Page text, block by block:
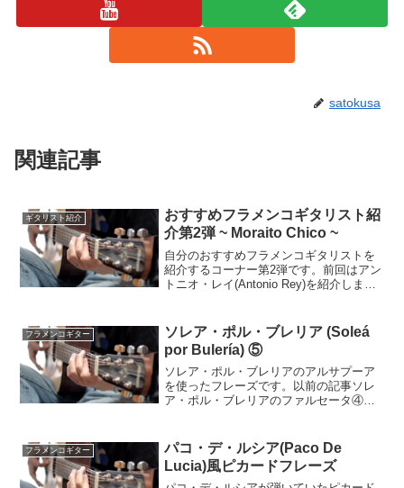
satokusa
関連記事
ギタリスト紹介
おすすめフラメンコギタリスト紹
介第2弾 ~ Moraito Chico ~
自分のおすすめフラメンコギタリストを
紹介するコーナー第2弾です。前回はアン
トニオ・レイ(Antonio Rey)を紹介しまし
に興味があるけれどフラメンコ...
フラメンコギター
ソレア・ポル・ブレリア (Soleá
por Bulería) ⑤
ソレア・ポル・ブレリアのアルサプーア
を使ったフレーズです。以前の記事ソレ
ア・ポル・ブレリアのファルセータ④ソ
曲種で、このフレーズはポル・メディオ
(Aフリジアンモードの...
フラメンコギター
パコ・デ・ルシア(Paco De
Lucia)風ピカードフレーズ